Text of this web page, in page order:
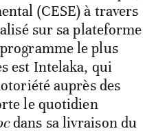
(CESE) à travers
sur sa plateforme
le plus
est Intelaka, qui
auprès des
le quotidien
dans sa livraison du